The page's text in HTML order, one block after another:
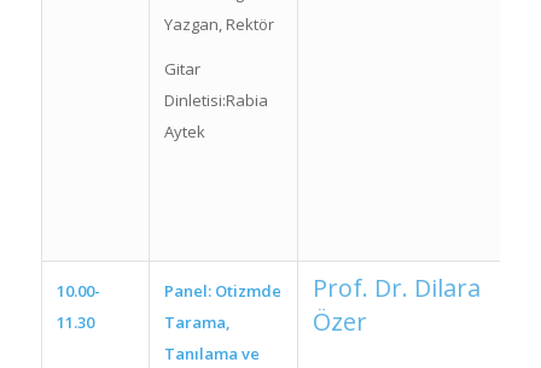
Yazgan, Rektör
Gitar
Dinletisi:Rabia
Aytek
10.00-
11.30
Panel: Otizmde
Tarama,
Tanılama ve
Prof. Dr. Dilara
Özer